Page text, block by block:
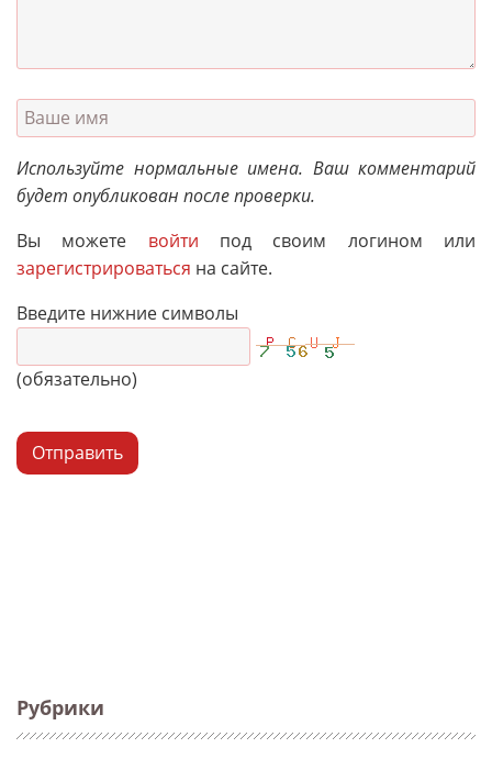
Рубрики
Используйте нормальные имена. Ваш комментарий
будет опубликован после проверки.
Вы можете войти под своим логином или
зарегистрироваться на сайте.
Введите нижние символы
(обязательно)
Отправить